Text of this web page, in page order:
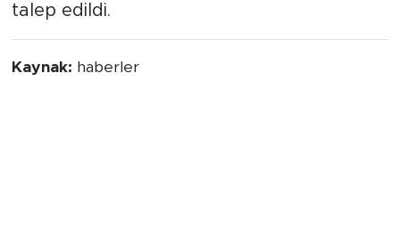
talep edildi.
Kaynak: haberler